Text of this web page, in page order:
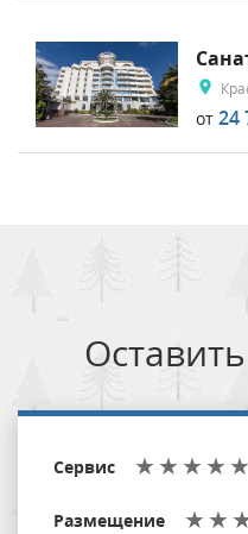
от 24
Сервис
Размещение